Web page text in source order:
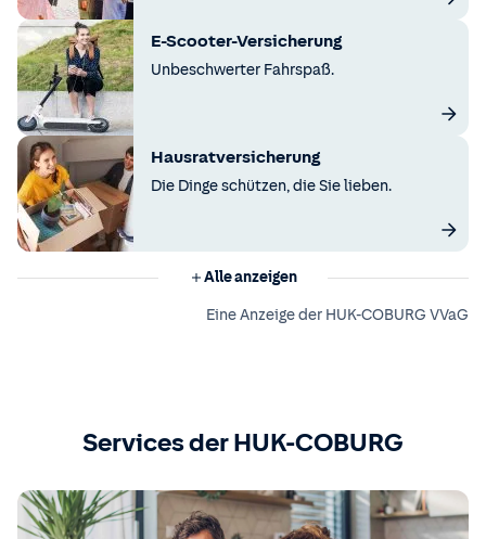
E-Scooter-Versicherung
Unbeschwerter Fahrspaß.
Hausratversicherung
Die Dinge schützen, die Sie lieben.
Alle anzeigen
Eine Anzeige der HUK-COBURG VVaG
Services der HUK-COBURG